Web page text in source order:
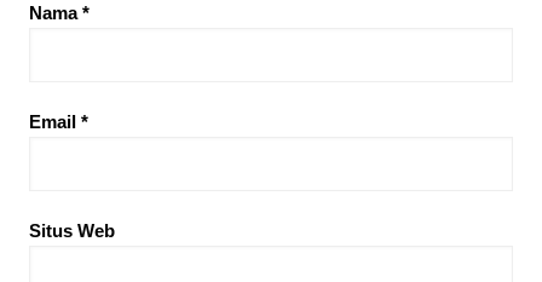
Nama*
Email *
Situs Web